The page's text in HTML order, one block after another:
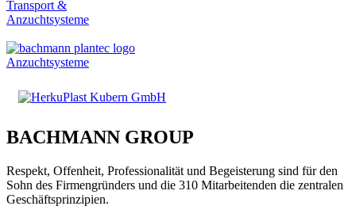
Transport &
Anzuchtsysteme
Anzuchtsysteme
BACHMANN GROUP
Respekt, Offenheit, Professionalität und Begeisterung sind für den
Sohn des Firmengründers und die 310 Mitarbeitenden die zentralen
Geschäftsprinzipien.